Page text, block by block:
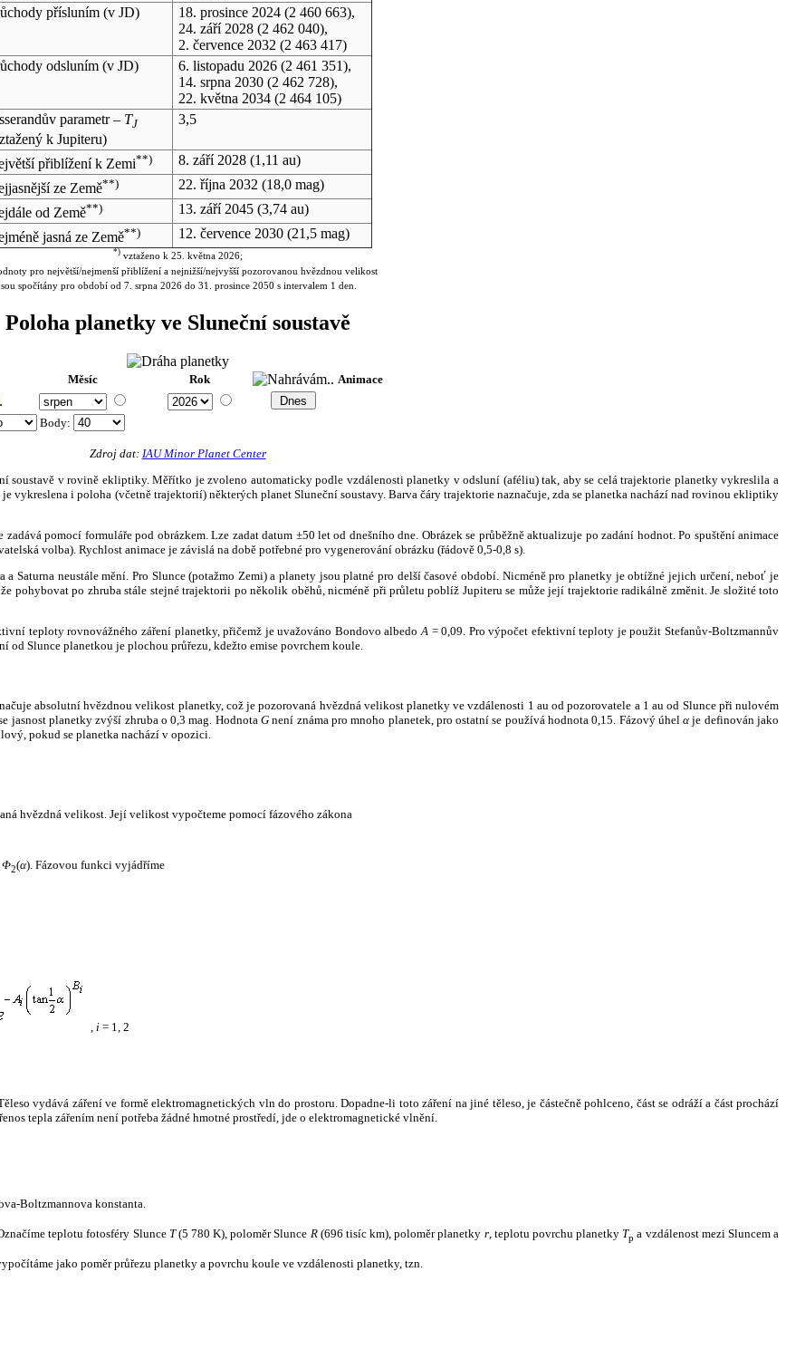
přísluním (v JD) 18. prosince 2024(2 460 663),
24. září 2028(2 462 040),
2. července 2032 (2 463 417)
odsluním (v JD) 6. listopadu 2026(2 461 351),
14. srpna 2030(2 462 728),
22. května 2034(2 464 105)
parametr – TJ
k Jupiteru)
3,5
přiblížení k Zemi**) 8. září 2028(1,11 au)
ze Země**) 22. října 2032 (18,0 mag)
od Země**) 13. září 2045(3,74 au)
jasná ze Země**) 12. července 2030(21,5 mag)
*)vztaženo k 25. května 2026;
pro největší/nejmenší přiblížení a nejnižší/nejvyšší pozorovanou hvězdnou velikost
spočítány pro období od 7. srpna 2026 do 31. prosince 2050 s intervalem 1 den.
Poloha planetky ve Sluneční soustavě
Měsíc Rok Animace
.
Body:
Zdroj dat: IAU Minor Planet Center
soustavě v rovině ekliptiky. Měřítko je zvoleno automaticky podle vzdálenosti planetky v odsluní (aféliu) tak, aby se celá trajektorie planetky vykreslila a
i poloha (včetně trajektorií) některých planet Sluneční soustavy. Barva čáry trajektorie naznačuje, zda se planetka nachází nad rovinou ekliptiky
pomocí formuláře pod obrázkem. Lze zadat datum ±50 let od dnešního dne. Obrázek se průběžně aktualizuje po zadání hodnot. Po spuštění animace
volba). Rychlost animace je závislá na době potřebné pro vygenerování obrázku (řádově 0,5-0,8 s).
Saturna neustále mění. Pro Slunce (potažmo Zemi) a planety jsou platné pro delší časové období. Nicméně pro planetky je obtížné jejich určení, neboť je
pohybovat po zhruba stále stejné trajektorii po několik oběhů, nicméně při průletu poblíž Jupiteru se může její trajektorie radikálně změnit. Je složité toto
teploty rovnovážného záření planetky, přičemž je uvažováno Bondovo albedo A = 0,09. Pro výpočet efektivní teploty je použit Stefanův-Boltzmannův
Slunce planetkou je plochou průřezu, kdežto emise povrchem koule.
absolutní hvězdnou velikost planetky, což je pozorovaná hvězdná velikost planetky ve vzdálenosti 1 au od pozorovatele a 1 au od Slunce při nulovém
jasnost planetky zvýší zhruba o 0,3 mag. HodnotaG není známa pro mnoho planetek, pro ostatní se používá hodnota 0,15. Fázový úhelα je definován jako
pokud se planetka nachází v opozici.
hvězdná velikost. Její velikost vypočteme pomocí fázového zákona
Φ2(α). Fázovou funkci vyjádříme
, i = 1, 2
vydává záření ve formě elektromagnetických vln do prostoru. Dopadne-li toto záření na jiné těleso, je částečně pohlceno, část se odráží a část prochází
tepla zářením není potřeba žádné hmotné prostředí, jde o elektromagnetické vlnění.
Boltzmannova konstanta.
teplotu fotosféry Slunce T(5 780 K), poloměr Slunce R(696 tisíc km), poloměr planetky r, teplotu povrchu planetky Tp a vzdálenost mezi Sluncem a
jako poměr průřezu planetky a povrchu koule ve vzdálenosti planetky, tzn.